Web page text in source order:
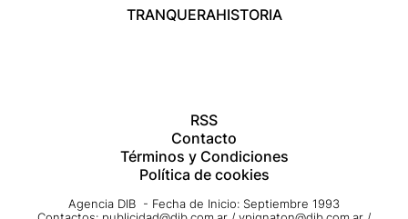
TRANQUERAHISTORIA
RSS
Contacto
Términos y Condiciones
Política de cookies
Agencia DIB - Fecha de Inicio: Septiembre 1993